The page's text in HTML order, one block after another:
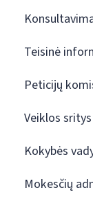
Teisinė
Peticijų
Veiklos sritys
Kokybės
Mokesčių